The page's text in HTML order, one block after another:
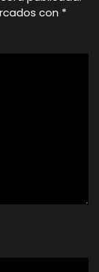
con *